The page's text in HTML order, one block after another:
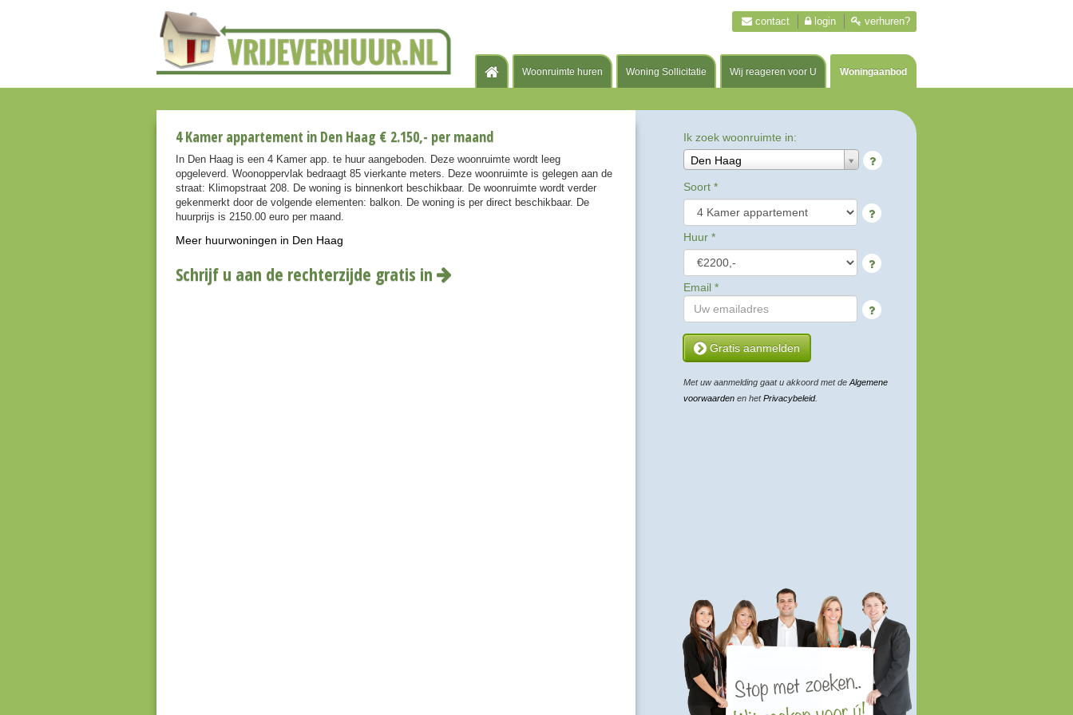
Woonruimte huren Woning Sollicitatie Wij reageren voor U Woningaanbod
contact login verhuren?
4 Kamer appartement in Den Haag € 2.150,- per maand
In Den Haag is een 4 Kamer app. te huur aangeboden. Deze woonruimte wordt leeg
opgeleverd. Woonoppervlak bedraagt 85 vierkante meters. Deze woonruimte is gelegen aan de
straat: Klimopstraat 208. De woning is binnenkort beschikbaar. De woonruimte wordt verder
gekenmerkt door de volgende elementen: balkon. De woning is per direct beschikbaar. De
huurprijs is 2150.00 euro per maand.
Meer huurwoningen in Den Haag
Schrijf u aan de rechterzijde gratis in
Ik zoek woonruimte in:
Den Haag
Soort *
Huur *
Email *
Gratis aanmelden
Met uw aanmelding gaat u akkoord met de Algemene
voorwaarden en hetPrivacybeleid.